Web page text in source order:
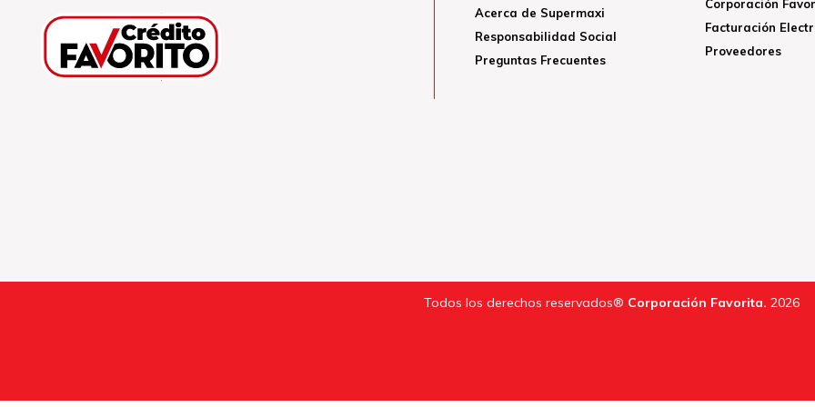
Acerca de Supermaxi
Responsabilidad Social
Preguntas Frecuentes
Corporación
Facturación
Proveedores
Todos los derechos reservados® Corporación Favorita. 2026